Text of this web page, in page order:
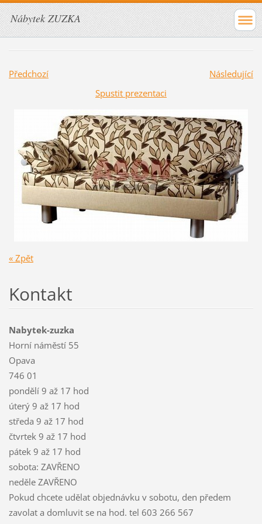
Nábytek ZUZKA
Předchozí
Následující
Spustit prezentaci
« Zpět
Kontakt
Nabytek-zuzka
Horní náměstí 55
Opava
746 01
pondělí 9 až 17 hod
úterý 9 až 17 hod
středa 9 až 17 hod
čtvrtek 9 až 17 hod
pátek 9 až 17 hod
sobota: ZAVŘENO
neděle ZAVŘENO
Pokud chcete udělat objednávku v sobotu, den předem
zavolat a domluvit se na hod. tel 603 266 567